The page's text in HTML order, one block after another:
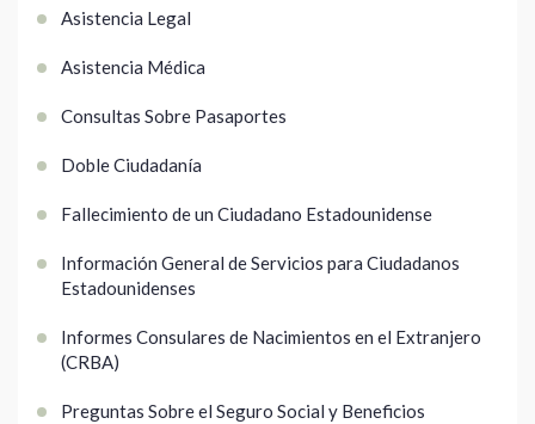
Asistencia Legal
Asistencia Médica
Consultas Sobre Pasaportes
Doble Ciudadanía
Fallecimiento de un Ciudadano Estadounidense
Información General de Servicios para Ciudadanos
Estadounidenses
Informes Consulares de Nacimientos en el Extranjero
(CRBA)
Preguntas Sobre el Seguro Social y Beneficios